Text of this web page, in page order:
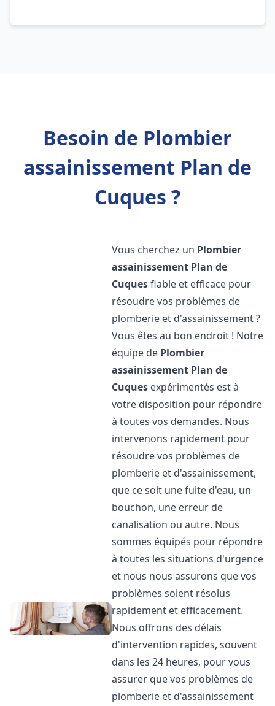
Besoin de Plombier
assainissement Plan de
Cuques ?
Vous cherchez un Plombier
assainissement Plan de
Cuquesfiable et efficace pour
résoudre vos problèmes de
plomberie et d'assainissement ?
Vous êtes au bon endroit ! Notre
équipe de Plombier
assainissement Plan de
Cuques expérimentés est à
votre disposition pour répondre
à toutes vos demandes. Nous
intervenons rapidement pour
résoudre vos problèmes de
plomberie et d'assainissement,
que ce soit une fuite d'eau, un
bouchon, une erreur de
canalisation ou autre. Nous
sommes équipés pour répondre
à toutes les situations d'urgence
et nous nous assurons que vos
problèmes soient résolus
rapidement et efficacement.
Nous offrons des délais
d'intervention rapides, souvent
dans les 24 heures, pour vous
assurer que vos problèmes de
plomberie et d'assainissement